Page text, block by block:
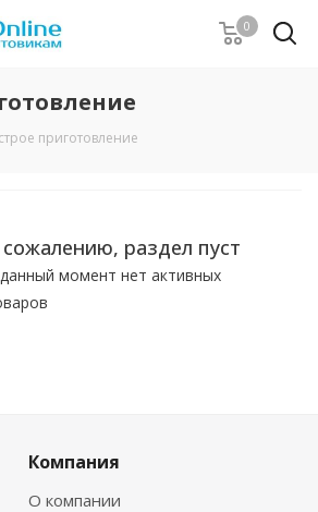
0
приготовление
раздел пуст
момент нет активных
Компания
О компании